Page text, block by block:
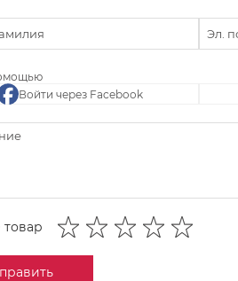
Войти через Facebook